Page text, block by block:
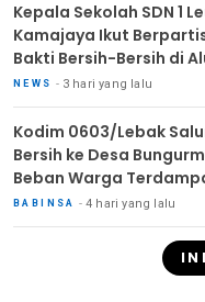
Kepala Sekolah SDN 1
Kamajaya Ikut
Bakti Bersih-Bersih di
NEWS 3 hari yang lalu
Kodim 0603/Lebak
Bersih ke Desa
Beban Warga
BABINSA 4 hari yang lalu